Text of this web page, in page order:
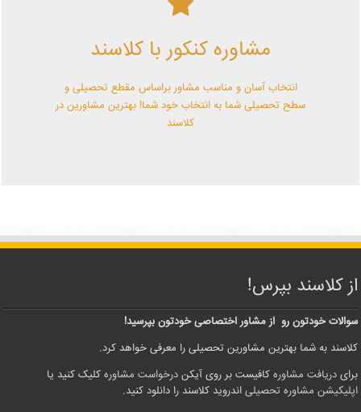
مشاوره کنکور با کلاسند
انتخاب آسان و مناسب مشاور براساس مقطع تحصیلی و
سطح تحصیلی شما به انتخاب خود شما! بهترین مشاورین در
کلاسند
از کلاسند بپرس!
سوالات خودتون رو از مشاور اختصاصی خودتون بپرسید!
کلاسند به شما بهترین مشاورین تحصیلی را معرفی خواهد کرد.
برایدریافت مشاوره کافیست بر روی آیکندرخواست مشاوره کلیک کنید یا
اپلیکیشن مشاوره تحصیلی اندروید کلاسند را دانلود کنید.